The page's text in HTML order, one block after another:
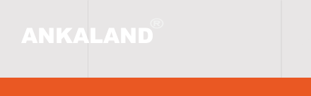
ANKALAND